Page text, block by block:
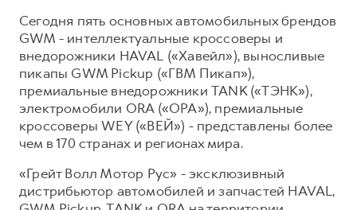
Сегодня пять основных автомобильных брендов
GWM - интеллектуальные кроссоверы и
внедорожники HAVAL («Хавейл»), выносливые
пикапы GWM Pickup («ГВМ Пикап»),
премиальные внедорожники TANK («ТЭНК»),
электромобили ORA («ОРА»), премиальные
кроссоверы WEY («ВЕЙ») - представлены более
чем в 170 странах и регионах мира.
«Грейт Волл Мотор Рус» - эксклюзивный
дистрибьютор автомобилей и запчастей HAVAL,